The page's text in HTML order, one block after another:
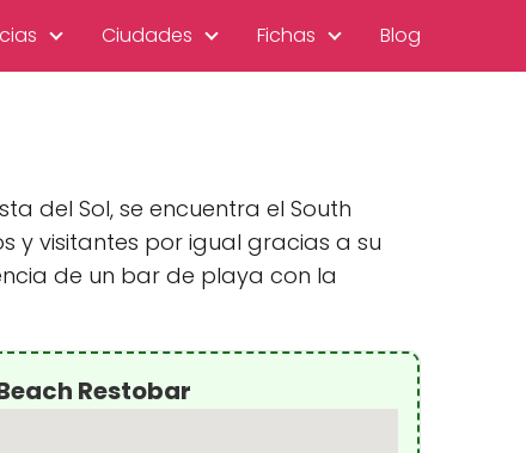
Ciudades Fichas Blog
del Sol, se encuentra el South
y visitantes por igual gracias a su
de un bar de playa con la
Restobar